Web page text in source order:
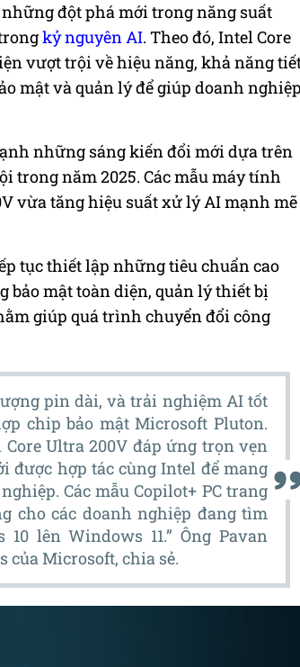
đột phá mới trong năng suất
kỷ nguyên AI. Theo đó, Intel Core
vượt trội về hiệu năng, khả năng
mật và quản lý để giúp doanh nghiệp
những sáng kiến đổi mới dựa trên
trong năm 2025. Các mẫu máy tính
vừa tăng hiệu suất xử lý AI mạnh mẽ
tục thiết lập những tiêu chuẩn cao
bảo mật toàn diện, quản lý thiết bị
giúp quá trình chuyển đổi công
pin dài, và trải nghiệm AI tốt
chip bảo mật Microsoft Pluton.
Ultra 200V đáp ứng trọn vẹn
được hợp tác cùng Intel để mang
Các mẫu Copilot+ PC trang
cho các doanh nghiệp đang tìm
lên Windows 11.” Ông Pavan
của Microsoft, chia sẻ.